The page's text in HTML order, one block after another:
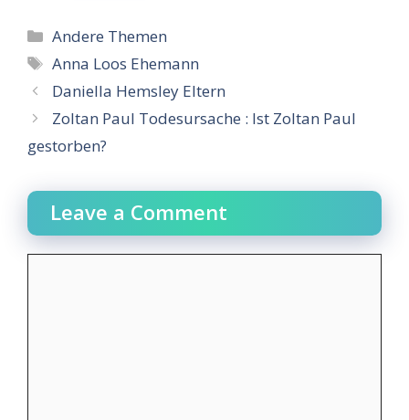
Categories
Andere Themen
Tags
Anna Loos Ehemann
Daniella Hemsley Eltern
Zoltan Paul Todesursache : Ist Zoltan Paul
gestorben?
Leave a Comment